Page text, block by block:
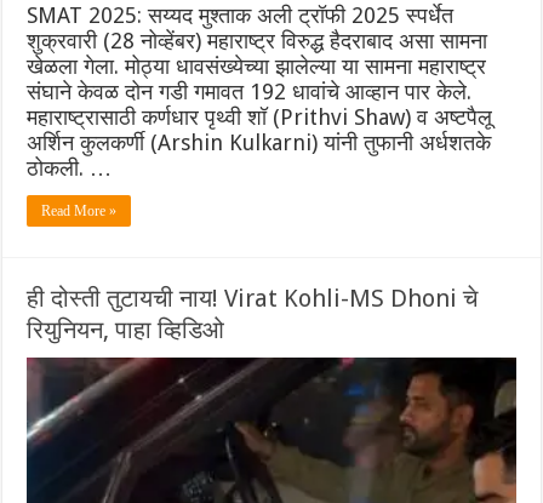
SMAT 2025: सय्यद मुश्ताक अली ट्रॉफी 2025 स्पर्धेत
शुक्रवारी (28 नोव्हेंबर) महाराष्ट्र विरुद्ध हैदराबाद असा सामना
खेळला गेला. मोठ्या धावसंख्येच्या झालेल्या या सामना महाराष्ट्र
संघाने केवळ दोन गडी गमावत 192 धावांचे आव्हान पार केले.‌
महाराष्ट्रासाठी कर्णधार पृथ्वी शॉ (Prithvi Shaw) व अष्टपैलू
अर्शिन कुलकर्णी (Arshin Kulkarni) यांनी तुफानी अर्धशतके
ठोकली. …
Read More »
ही दोस्ती तुटायची नाय! Virat Kohli-MS Dhoni चे
रियुनियन, पाहा व्हिडिओ